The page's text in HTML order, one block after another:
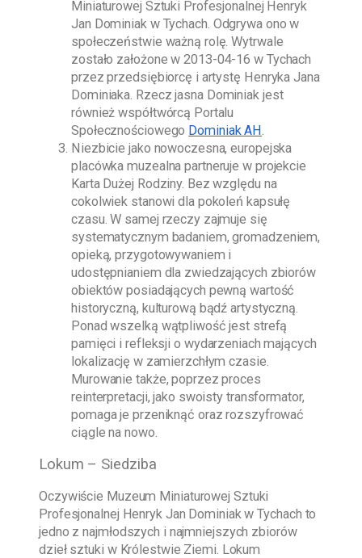
Miniaturowej Sztuki Profesjonalnej Henryk
Jan Dominiak w Tychach . Odgrywa ono w
społeczeństwie ważną rolę. Wytrwale
zostało założone w2013-04-16 w Tychach
przez przedsiębiorcę i artystę Henryka Jana
Dominiaka . Rzecz jasna Dominiak jest
również współtwórcą Portalu
Społecznościowego Dominiak AH
Niezbicie jako nowoczesna, europejska
placówka muzealna partneruje w projekcie
Karta Dużej Rodziny. Bez względu na
cokolwiek stanowi dla pokoleń kapsułę
czasu. W samej rzeczy zajmuje się
systematycznym badaniem, gromadzeniem,
opieką, przygotowywaniem i
udostępnianiem dla zwiedzających zbiorów
obiektów posiadających pewną wartość
historyczną, kulturową bądź artystyczną.
Ponad wszelką wątpliwość jest strefą
pamięci i refleksji o wydarzeniach mających
lokalizację w zamierzchłym czasie.
Murowanie także, poprzez proces
reinterpretacji, jako swoisty transformator,
pomaga je przeniknąć oraz rozszyfrować
ciągle na nowo.
Lokum – Siedziba
Oczywiście Muzeum Miniaturowej Sztuki
Profesjonalnej Henryk Jan Dominiak w Tychach to
jedno z najmłodszych i najmniejszych zbiorów
dzieł sztuki w Królestwie Ziemi. Lokum